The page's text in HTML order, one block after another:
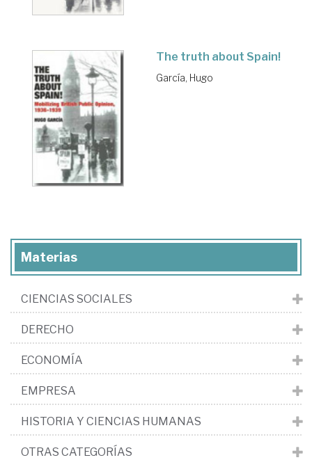
The truth about Spain!
García, Hugo
Materias
CIENCIAS SOCIALES
DERECHO
ECONOMÍA
EMPRESA
HISTORIA Y CIENCIAS HUMANAS
OTRAS CATEGORÍAS